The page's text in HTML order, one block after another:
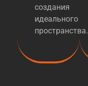
создания
идеального
пространства.